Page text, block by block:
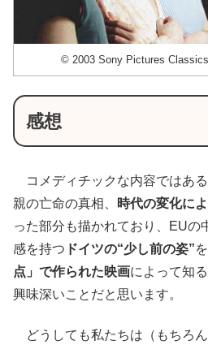
© 2003 Sony Pictures
感想
コメディチックな内容ではあ
親の亡命の真相、
時代の変化に
った部分も描かれており、EUの
感を持つ ドイツの“少し前の姿”
点」で作られた映画によって知
興味深いことだと思います。
どうしても私たちは（もちろ